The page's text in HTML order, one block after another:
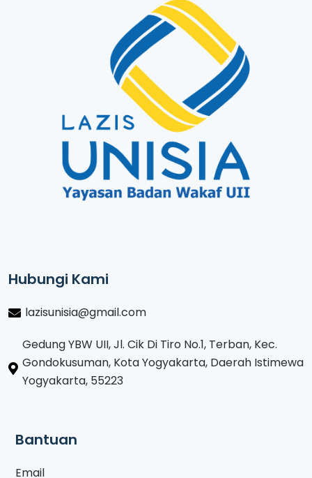
Hubungi Kami
lazisunisia@gmail.com
Gedung YBW UII, Jl. Cik Di Tiro No.1, Terban, Kec.
Gondokusuman, Kota Yogyakarta, Daerah Istimewa
Yogyakarta, 55223
Bantuan
Email